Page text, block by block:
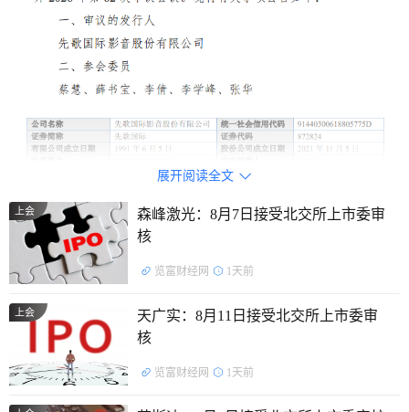
响产品的品牌运营、研发设计、生产制造及渠道销售，为国内
少数拥有完整产业链的音响品牌企业。
主要产品：音箱、功放、播放器、解码器等。
展开阅读全文 
上会
森峰激光：8月7日接受北交所上市委审
核
览富财经网 1天前
上会
天广实：8月11日接受北交所上市委审
核
览富财经网 1天前